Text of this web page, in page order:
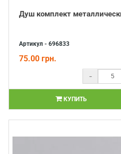
Душ комплект
Артикул - 696833
75.00 грн.
-
КУПИТЬ